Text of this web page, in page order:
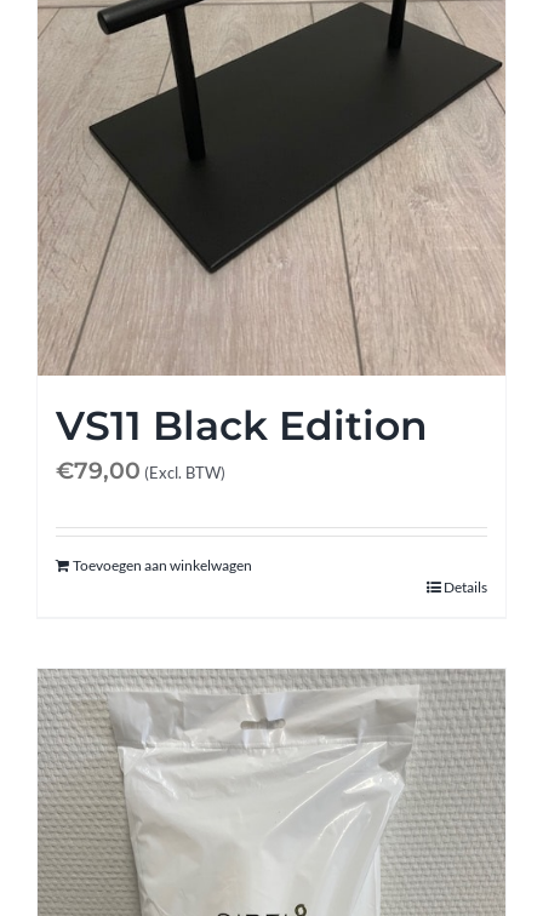
Afspraak maken
Contact
VS11 Black Edition
€79,00 (Excl. BTW)
Toevoegen aan winkelwagen
Details